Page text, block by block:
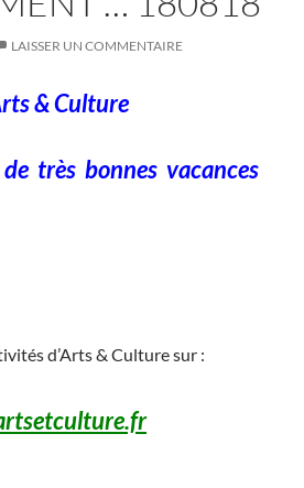
LAISSER UN COMMENTAIRE
& Culture
très bonnes vacances
d’Arts & Culture sur :